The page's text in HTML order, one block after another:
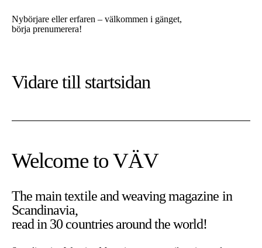
Nybörjare eller erfaren – välkommen i gänget,
börja prenumerera!
Vidare till startsidan
Welcome to VÄV
The main textile and weaving magazine in
Scandinavia,
read in 30 countries around the world!
På denna sajt använder vi cookies. Cookies är nödvändiga för
att sajten ska fungera som tänkt.